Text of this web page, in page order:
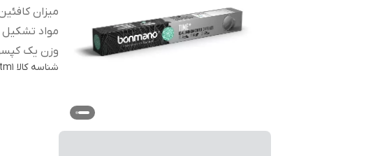
میزان
مواد
وزن یک
شناسه کالا